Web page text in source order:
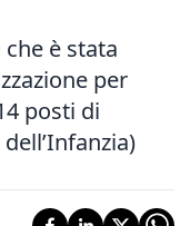
è stata
per
posti di